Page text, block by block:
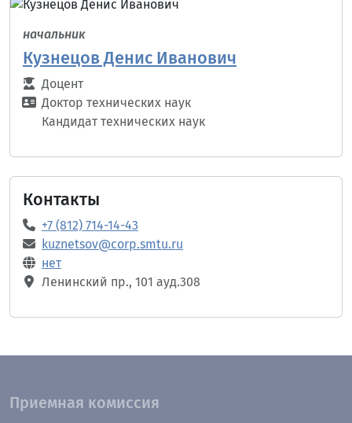
начальник
Кузнецов Денис Иванович
Доцент
Доктор технических наук
Кандидат технических наук
Контакты
+7 (812) 714-14-43
kuznetsov@corp.smtu.ru
нет
Ленинский пр., 101 ауд.308
Приемная комиссия